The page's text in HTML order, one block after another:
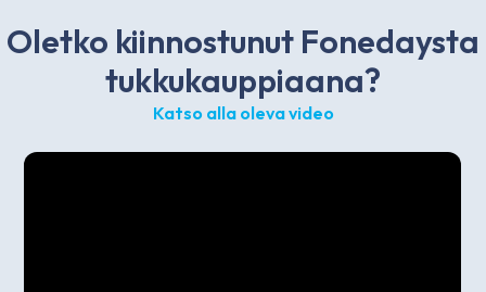
Oletko kiinnostunut Fonedaysta
tukkukauppiaana?
Katso alla oleva video